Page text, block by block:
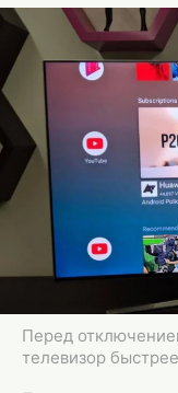
Перед
телевизор